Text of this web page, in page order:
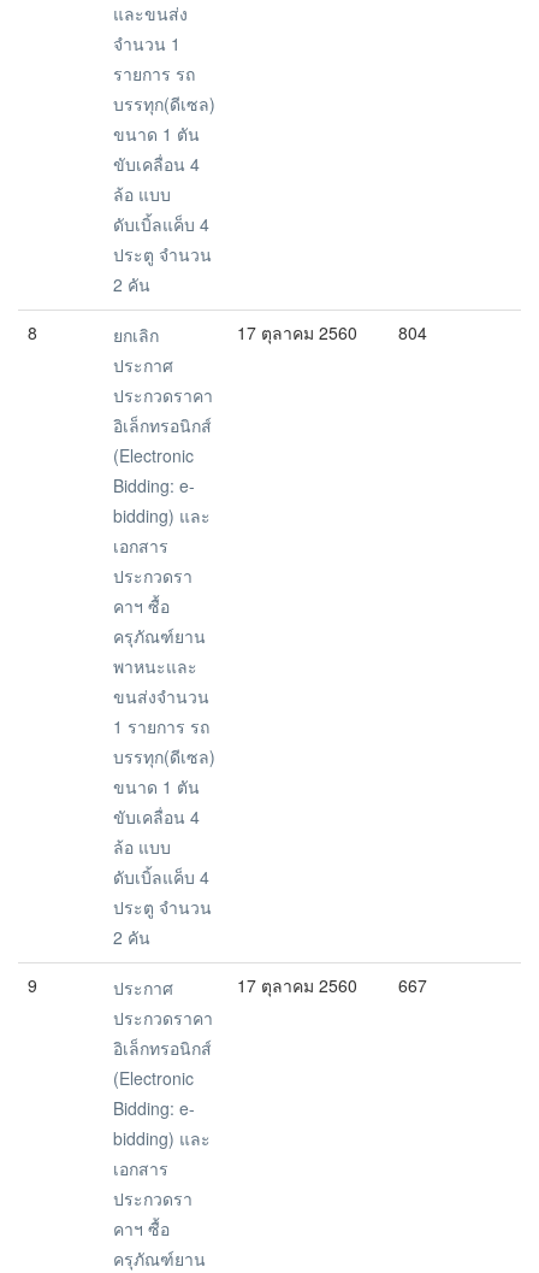
และขนส่ง
จำนวน 1
รายการ รถ
บรรทุก(ดีเซล)
ขนาด 1 ตัน
ขับเคลื่อน 4
ล้อ แบบ
ดับเบิ้ลแค็บ 4
ประตู จำนวน
2 คัน
8
ยกเลิก
ประกาศ
ประกวดราคา
อิเล็กทรอนิกส์
(Electronic
Bidding: e-
bidding) และ
เอกสาร
ประกวดรา
คาฯ ซื้อ
ครุภัณฑ์ยาน
พาหนะและ
ขนส่งจำนวน
1 รายการ รถ
บรรทุก(ดีเซล)
ขนาด 1 ตัน
ขับเคลื่อน 4
ล้อ แบบ
ดับเบิ้ลแค็บ 4
ประตู จำนวน
2 คัน
17 ตุลาคม 2560 804
9
ประกาศ
ประกวดราคา
อิเล็กทรอนิกส์
(Electronic
Bidding: e-
bidding) และ
เอกสาร
ประกวดรา
คาฯ ซื้อ
ครุภัณฑ์ยาน
17 ตุลาคม 2560 667